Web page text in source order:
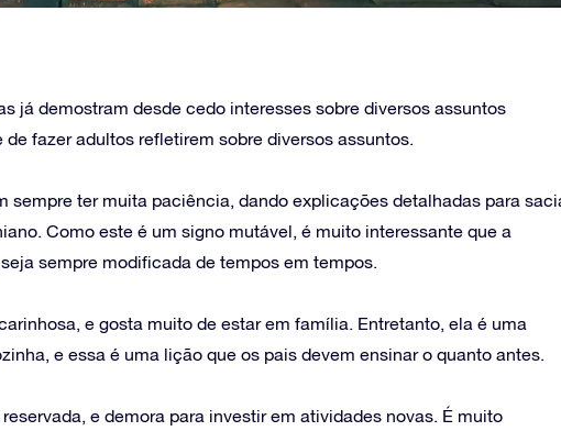
já demostram desde cedo interesses sobre diversos assuntos
fazer adultos refletirem sobre diversos assuntos.
sempre ter muita paciência, dando explicações detalhadas para
Como este é um signo mutável, é muito interessante que a
sempre modificada de tempos em tempos.
e gosta muito de estar em família. Entretanto, ela é uma
e essa é uma lição que os pais devem ensinar o quanto antes.
e demora para investir em atividades novas. É muito